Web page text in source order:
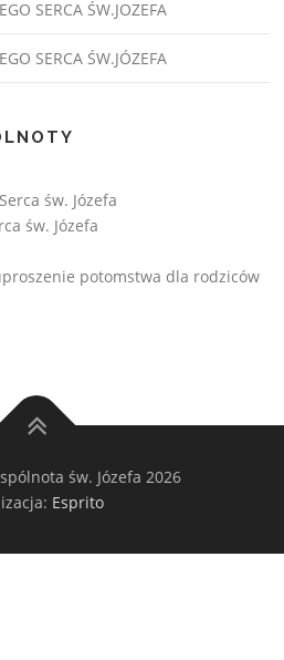
SERCA ŚW.JOZEFA
SERCA ŚW.JÓZEFA
św. Józefa
św. Józefa
potomstwa dla rodziców
św. Józefa 2026
Esprito